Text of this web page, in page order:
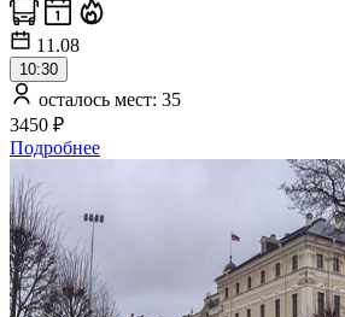
11.08
10:30
осталось мест: 35
3450 ₽
Подробнее